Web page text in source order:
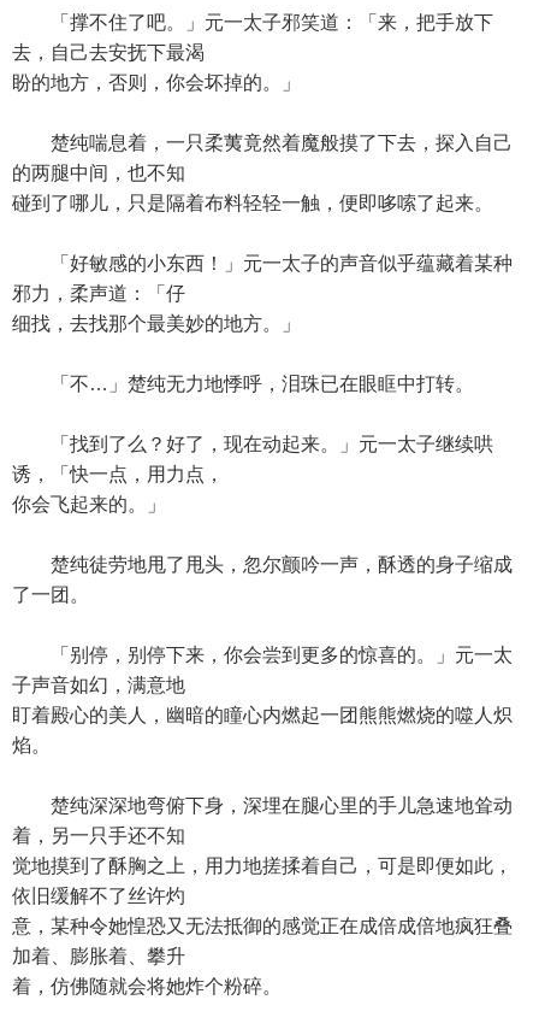
「撑不住了吧。」元一太子邪笑道：「来，把手放下
去，自己去安抚下最渴
盼的地方，否则，你会坏掉的。」
楚纯喘息着，一只柔荑竟然着魔般摸了下去，探入自己
的两腿中间，也不知
碰到了哪儿，只是隔着布料轻轻一触，便即哆嗦了起来。
「好敏感的小东西！」元一太子的声音似乎蕴藏着某种
邪力，柔声道：「仔
细找，去找那个最美妙的地方。」
「不…」楚纯无力地悸呼，泪珠已在眼眶中打转。
「找到了么？好了，现在动起来。」元一太子继续哄
诱，「快一点，用力点，
你会飞起来的。」
楚纯徒劳地甩了甩头，忽尔颤吟一声，酥透的身子缩成
了一团。
「别停，别停下来，你会尝到更多的惊喜的。」元一太
子声音如幻，满意地
盯着殿心的美人，幽暗的瞳心内燃起一团熊熊燃烧的噬人炽
焰。
楚纯深深地弯俯下身，深埋在腿心里的手儿急速地耸动
着，另一只手还不知
觉地摸到了酥胸之上，用力地搓揉着自己，可是即便如此，
依旧缓解不了丝许灼
意，某种令她惶恐又无法抵御的感觉正在成倍成倍地疯狂叠
加着、膨胀着、攀升
着，仿佛随就会将她炸个粉碎。